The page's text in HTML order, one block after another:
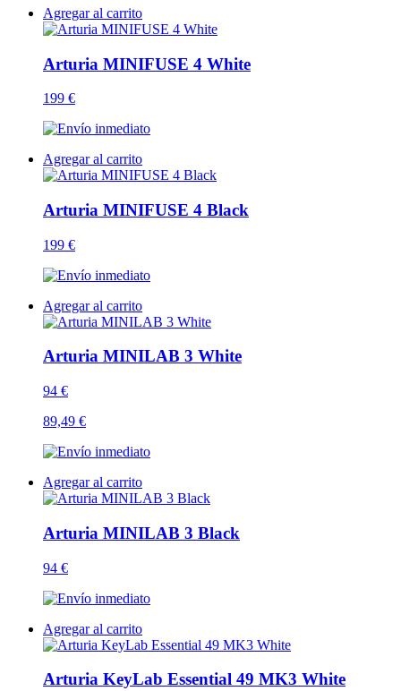
Agregar al carrito
Arturia MINIFUSE 4 White
199 €
Agregar al carrito
Arturia MINIFUSE 4 Black
199 €
Agregar al carrito
Arturia MINILAB 3 White
94 €
89,49 €
Agregar al carrito
Arturia MINILAB 3 Black
94 €
Agregar al carrito
Arturia KeyLab Essential 49 MK3 White